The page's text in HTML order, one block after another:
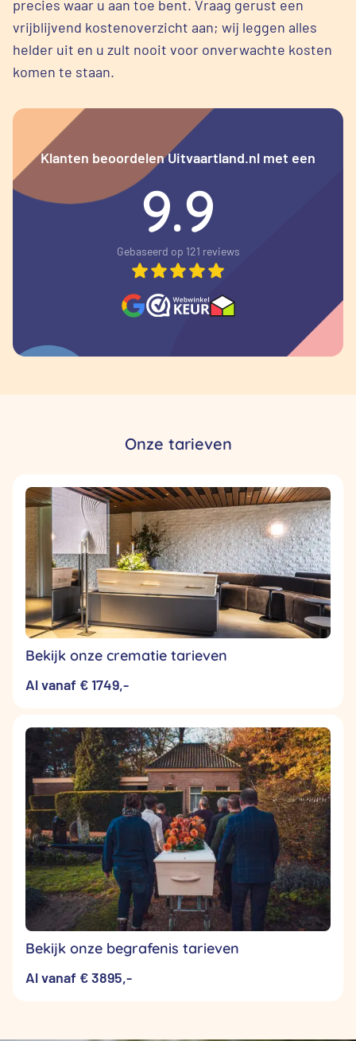
precies waar u aan toe bent. Vraag gerust een
vrijblijvend kostenoverzicht aan; wij leggen alles
helder uit en u zult nooit voor onverwachte kosten
komen te staan.
Klanten beoordelen Uitvaartland.nl met een
9.9
Gebaseerd op 121 reviews
Onze tarieven
Bekijk onze crematie tarieven
Al vanaf € 1749,-
Bekijk onze begrafenis tarieven
Al vanaf € 3895,-